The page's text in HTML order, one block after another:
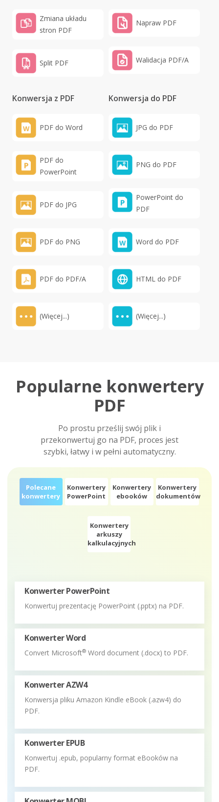
Zmiana układu
stron PDF
Split PDF
Napraw PDF
Walidacja PDF/A
Konwersja z PDF
PDF do Word
PDF do
PowerPoint
PDF do JPG
PDF do PNG
PDF do PDF/A
(Więcej...)
Konwersja do PDF
JPG do PDF
PNG do PDF
PowerPoint do
PDF
Word do PDF
HTML do PDF
(Więcej...)
Popularne konwertery
PDF
Po prostu prześlij swój plik i
przekonwertuj go na PDF, proces jest
szybki, łatwy i w pełni automatyczny.
Polecane
konwertery
Konwertery
PowerPoint
Konwertery
ebooków
Konwertery
dokumentów
Konwertery
arkuszy
kalkulacyjnych
Konwerter PowerPoint
Konwertuj prezentację PowerPoint (.pptx) na PDF.
Konwerter Word
Convert Microsoft® Word document (.docx) to PDF.
Konwerter AZW4
Konwersja pliku Amazon Kindle eBook (.azw4) do
PDF.
Konwerter EPUB
Konwertuj .epub, popularny format eBooków na
PDF.